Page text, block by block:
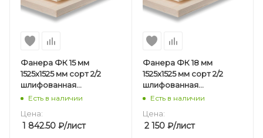
Фанера ФК 15 мм
1525х1525 мм сорт 2/2
шлифованная
березовая
Есть в наличии
Цена:
1 842.50 ₽/лист
Фанера ФК 18 мм
1525х1525 мм сорт 2/2
шлифованная
березовая
Есть в наличии
Цена:
2 150₽/лист